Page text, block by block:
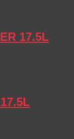
17.5L